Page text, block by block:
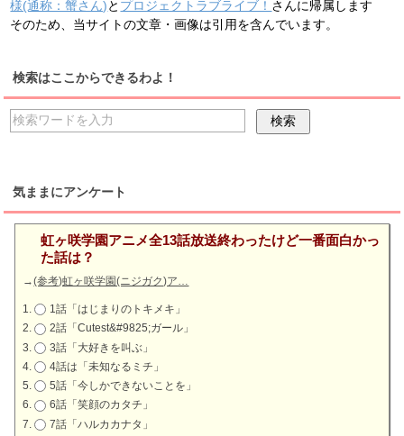
様(通称：蟹さん)と プロジェクトラブライブ！ さんに帰属します
そのため、当サイトの文章・画像は引用を含んでいます。
検索はここからできるわよ！
気ままにアンケート
虹ヶ咲学園アニメ全13話放送終わったけど一番面白かっ
た話は？
→(参考)虹ヶ咲学園(ニジガク)ア…
1話「はじまりのトキメキ」
2話「Cutest&#9825;ガール」
3話「大好きを叫ぶ」
4話は「未知なるミチ」
5話「今しかできないことを」
6話「笑顔のカタチ」
7話「ハルカカナタ」